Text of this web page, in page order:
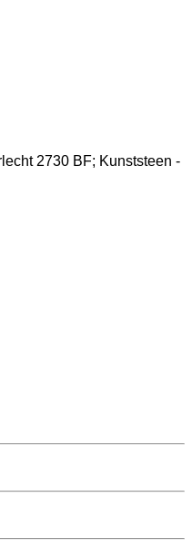
2730 BF; Kunststeen -